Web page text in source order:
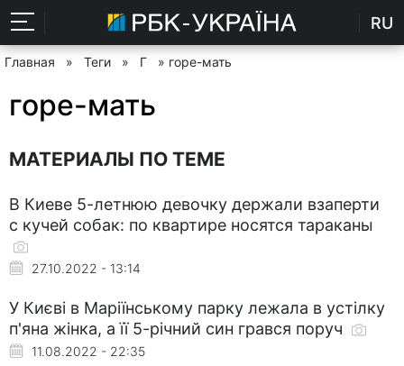
RU
Главная » Теги » Г » горе-мать
горе-мать
МАТЕРИАЛЫ ПО ТЕМЕ
В Киеве 5-летнюю девочку держали взаперти
с кучей собак: по квартире носятся тараканы
27.10.2022 - 13:14
У Києві в Маріїнському парку лежала в устілку
п'яна жінка, а її 5-річний син грався поруч
11.08.2022 - 22:35